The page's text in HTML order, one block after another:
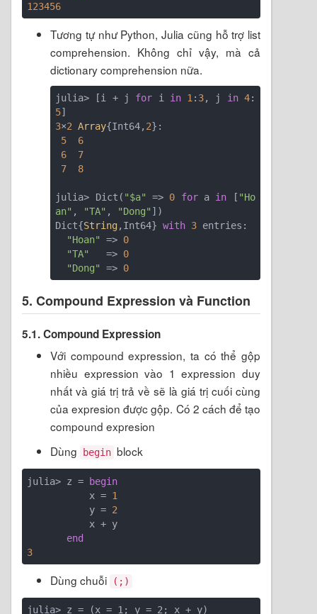
123456
Tương tự như Python, Julia cũng hỗ trợ list
comprehension. Không chỉ vậy, mà cả
dictionary comprehension nữa.
julia> [i + j for i in 1: 3, j in 4:
5
3×2 Array{Int64, 2}:
5
6
6
7
7
8
julia> Dict( "$a" => 0 for a in [ "Ho
an" , "TA" , "Dong" ])
Dict{String,Int64} with 3 entries:
"Hoan"
=> 0
"TA"
   =>
0
"Dong"
=> 0
5. Compound Expression và Function
5.1. Compound Expression
Với compound expression, ta có thể gộp
nhiều expression vào 1 expression duy
nhất và giá trị trả về sẽ là giá trị cuối cùng
của expresion được gộp. Có 2 cách để tạo
compound expresion
Dùng
begin block
julia> z = begin
           x =
1
           y =
2
end
3
Dùng chuỗi (;)
julia> z = (x = 1; y = 2; x + y)